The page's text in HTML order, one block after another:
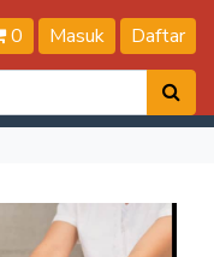
0 Masuk Daftar